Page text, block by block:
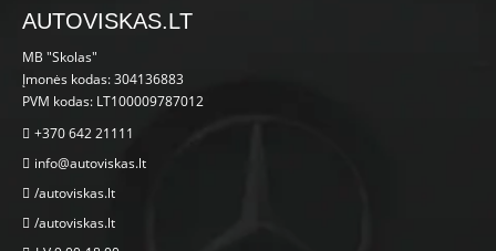
AUTOVISKAS.LT
MB "Skolas"
Įmonės kodas: 304136883
PVM kodas: LT100009787012
+370 642 21111
info@autoviskas.lt
/autoviskas.lt
/autoviskas.lt